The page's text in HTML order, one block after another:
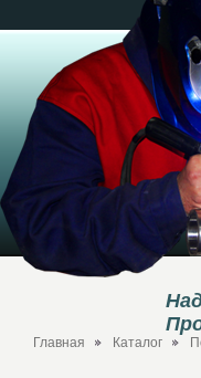
Главная Каталог